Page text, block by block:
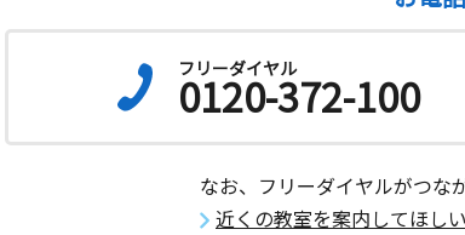
フリーダイヤル
0120-372-100
なお、フリーダイヤルがつな
近くの教室を案内してほしい